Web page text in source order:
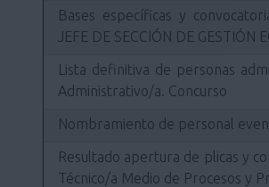
Bases específicas y
JEFE DE SECCIÓN DE GESTIÓN
Lista definitiva de personas
Administrativo/a. Concurso
Nombramiento de personal
Resultado apertura de plicas y
Técnico/a Medio de Procesos y